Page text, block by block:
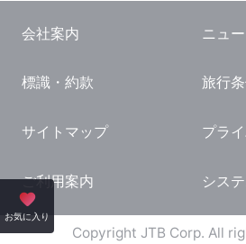
お気に入り
国内観光ガイド
旅行・観光情報
会社案内 ニュ
標識・約款 旅行
サイトマップ プラ
ご利用案内 シス
Copyright JTB Corp. All